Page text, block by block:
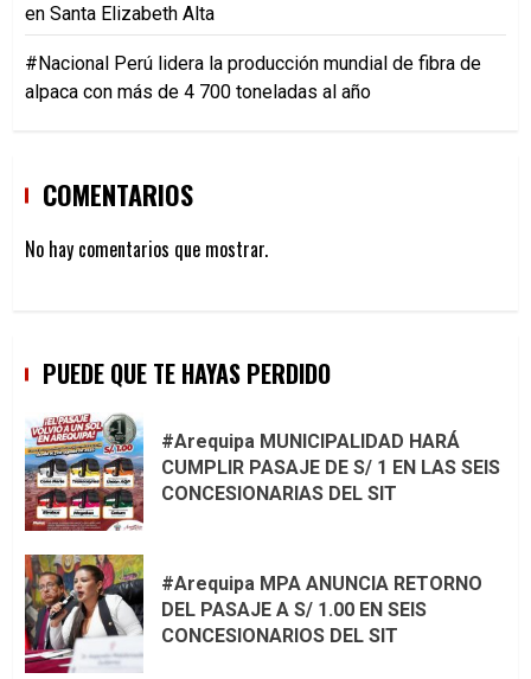
en Santa Elizabeth Alta
#Nacional Perú lidera la producción mundial de fibra de
alpaca con más de 4 700 toneladas al año
COMENTARIOS
No hay comentarios que mostrar.
PUEDE QUE TE HAYAS PERDIDO
#Arequipa MUNICIPALIDAD HARÁ
CUMPLIR PASAJE DE S/ 1 EN LAS SEIS
CONCESIONARIAS DEL SIT
#Arequipa MPA ANUNCIA RETORNO
DEL PASAJE A S/ 1.00 EN SEIS
CONCESIONARIOS DEL SIT